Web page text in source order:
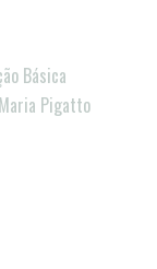
Básica
Pigatto